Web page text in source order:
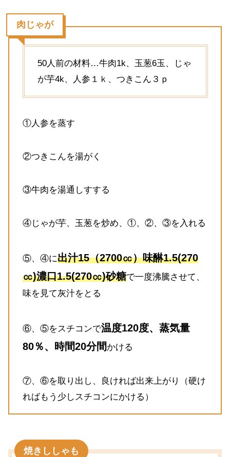
肉じゃが
50人前の材料…牛肉1k、玉葱6玉、じゃ
が芋4k、人参１ｋ、つきこん３ｐ
①人参を蒸す
②つきこんを湯がく
③牛肉を湯通しすする
④じゃが芋、玉葱を炒め、①、②、③を入れる
⑤、④に出汁15（2700㏄）味醂1.5(270
㏄)濃口1.5(270㏄)砂糖で一度沸騰させて、
味を見て灰汁をとる
⑥、⑤をスチコンで温度120度、蒸気量
80％、時間20分間 かける
⑦、⑥を取り出し、良ければ出来上がり（硬け
ればもう少しスチコンにかける）
焼きししゃも